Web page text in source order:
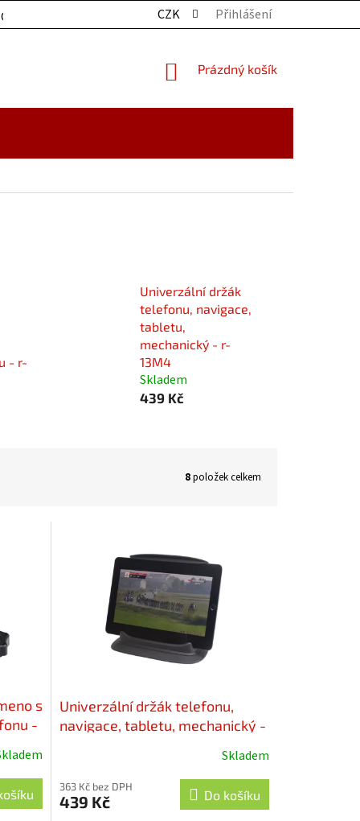
OSOBNÍCH ÚDAJŮ KONTAKTY
CZK Přihlášení
NÁKUPNÍ
Prázdný košík
- r-
Univerzální držák
telefonu, navigace,
tabletu,
mechanický - r-
13M4
Skladem
439 Kč
8položek celkem
s
-
Univerzální držák telefonu,
navigace, tabletu, mechanický -
Skladem
363 Kč bez DPH
439 Kč Do košíku